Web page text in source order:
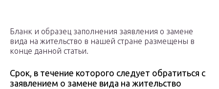
Бланк и образец заполнения заявления о замене
вида на жительство в нашей стране размещены в
конце данной статьи.
Срок, в течение которого следует обратиться с
заявлением о замене вида на жительство